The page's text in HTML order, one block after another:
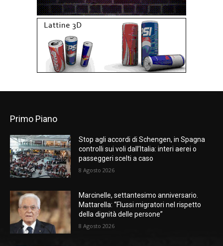
Primo Piano
Stop agli accordi di Schengen, in Spagna
controlli sui voli dall’Italia: interi aerei o
passeggeri scelti a caso
8 Agosto 2026
Marcinelle, settantesimo anniversario.
Mattarella: “Flussi migratori nel rispetto
della dignità delle persone”
8 Agosto 2026